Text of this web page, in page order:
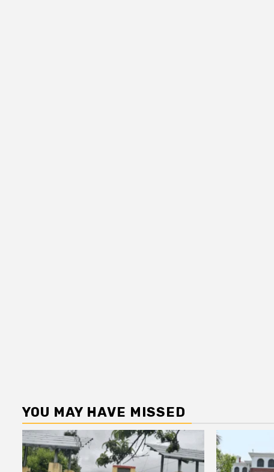
YOU MAY HAVE MISSED